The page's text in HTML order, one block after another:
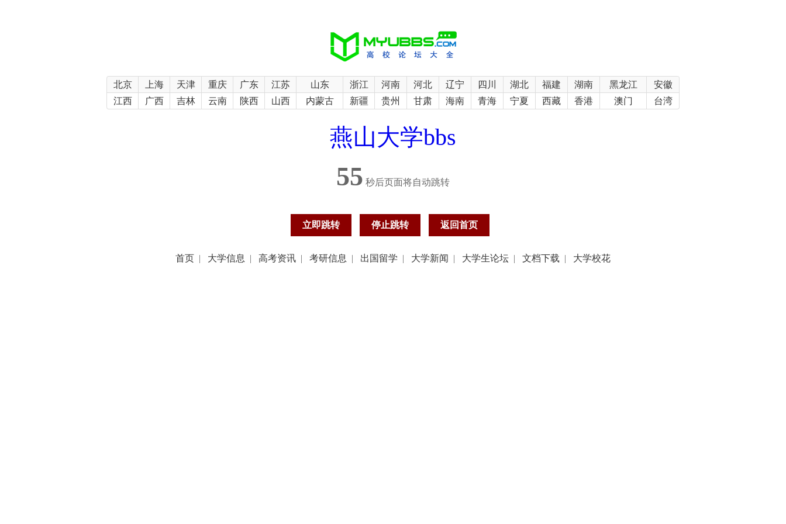
北京 上海 天津 重庆 广东 江苏 山东 浙江 河南 河北 辽宁 四川 湖北 福建 湖南 黑龙江
安徽
江西
广西 吉林 云南 陕西 山西 内蒙古 新疆 贵州 甘肃 海南 青海 宁夏 西藏 香港 澳门 台湾
燕山大学bbs
55 秒后页面将自动跳转
立即跳转 停止跳转 返回首页
首页 | 大学信息 | 高考资讯 | 考研信息 | 出国留学 | 大学新闻 | 大学生论坛 | 文档下载 | 大学校花